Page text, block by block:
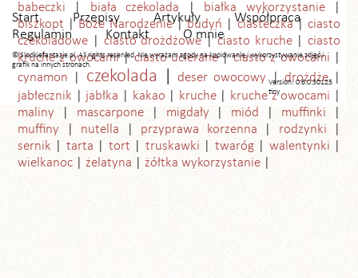
babeczki biała czekolada
białka wykorzystanie
biszkopt
Boże Narodzenie budyń ciasteczka
ciasto
czekoladowe
ciasto drożdżowe ciasto kruche
ciasto
kruche z owocami
ciasto ucierane
ciasto z owocami
cynamon
czekolada deser owocowy
drożdże
jabłecznik
jabłka kakao kruche
kruche z owocami
maliny
mascarpone migdały miód
muffinki
muffiny
nutella przyprawa korzenna
rodzynki
sernik
tarta tort truskawki twaróg
walentynki
wielkanoc
żelatyna żółtka wykorzystanie
Start Przepisy Artykuły
Współpraca
Regulamin
Kontakt O mnie
© Slodkiefantazje.pl. All rights reserved. Nie wyrażam zgody na kopiowanie i wykorzystywanie zdjęć i
grafik na innych stronach.
Version: 0.6.0.30125
tiny